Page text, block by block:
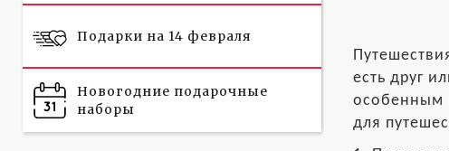
Подарки на 14 февраля
Новогодние подарочные
наборы
есть друг
особенным
для